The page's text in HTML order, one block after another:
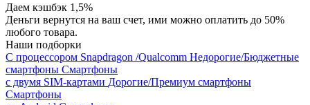
Даем кэшбэк 1,5%
Деньги вернутся на ваш счет, ими можно оплатить до 50%
любого товара.
Наши подборки
С процессором Snapdragon /Qualcomm Недорогие/Бюджетные
смартфоны Смартфоны
с двумя SIM-картами Дорогие/Премиум смартфоны
Смартфоны